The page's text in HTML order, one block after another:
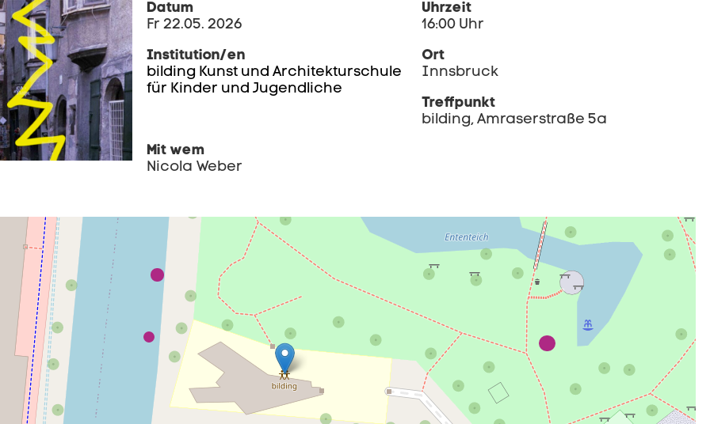
Datum
Fr 22.05. 2026
Uhrzeit
16:00 Uhr
Institution/en
bilding Kunst und Architekturschule
für Kinder und Jugendliche
Ort
Innsbruck
Treffpunkt
bilding, Amraserstraße 5a
Mit wem
Nicola Weber